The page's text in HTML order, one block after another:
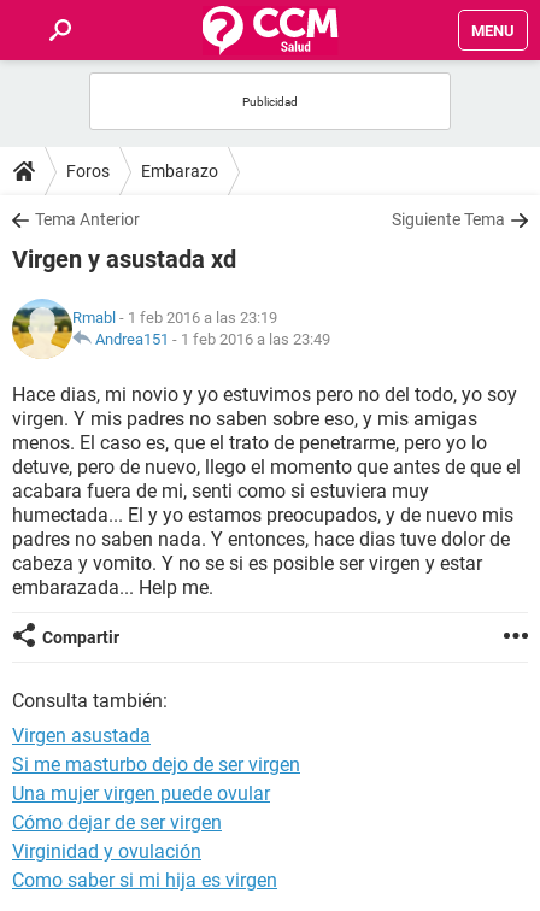
MENU
FOROS
SALUD
FAMILIA
NUTRICIÓN
BIENESTAR
SEXUALIDAD
GLOSARIO
Foros Embarazo
Tema Anterior Siguiente Tema
Virgen y asustada xd
Rmabl - 1 feb 2016 a las 23:19
Andrea151 - 1 feb 2016 a las 23:49
Hace dias, mi novio y yo estuvimos pero no del todo, yo soy
virgen. Y mis padres no saben sobre eso, y mis amigas
menos. El caso es, que el trato de penetrarme, pero yo lo
detuve, pero de nuevo, llego el momento que antes de que el
acabara fuera de mi, senti como si estuviera muy
humectada... El y yo estamos preocupados, y de nuevo mis
padres no saben nada. Y entonces, hace dias tuve dolor de
cabeza y vomito. Y no se si es posible ser virgen y estar
embarazada... Help me.
Compartir
Consulta también:
Virgen asustada
Si me masturbo dejo de ser virgen
Una mujer virgen puede ovular
Cómo dejar de ser virgen
Virginidad y ovulación
Como saber si mi hija es virgen